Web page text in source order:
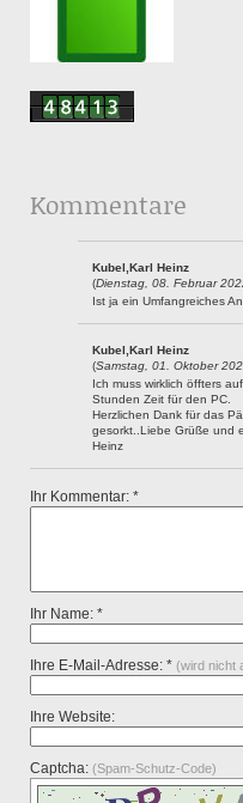
Kommentare
Kubel,Karl Heinz
(Dienstag, 08. Februar
Ist ja ein Umfangreiches
Kubel,Karl Heinz
(Samstag, 01. Oktober
Ich muss wirklich öffters
Stunden Zeit für den PC.
Herzlichen Dank für das
gesorkt..Liebe Grüße und
Heinz
Ihr Kommentar: *
Ihr Name: *
Ihre E-Mail-Adresse: * (wird nicht
Ihre Website:
Captcha: (Spam-Schutz-Code)